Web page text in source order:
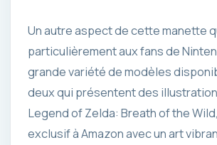
Un autre aspect de cette manette
particulièrement aux fans de
grande variété de modèles
deux qui présentent des
Legend of Zelda: Breath of the
exclusif à Amazon avec un art